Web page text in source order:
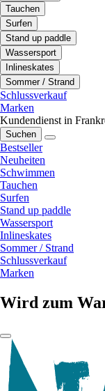
Tauchen
Surfen
Stand up paddle
Wassersport
Inlineskates
Sommer / Strand
Schlussverkauf
Marken
Kundendienst in
Suchen
Bestseller
Neuheiten
Schwimmen
Tauchen
Surfen
Stand up paddle
Wassersport
Inlineskates
Sommer / Strand
Schlussverkauf
Marken
Wird zum